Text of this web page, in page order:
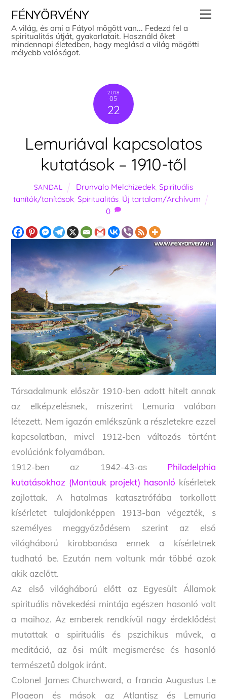
content
FÉNYÖRVÉNY
A világ, és ami a Fátyol mögött van... Fedezd fel a
spiritualitás útját, gyakorlatait. Használd őket
mindennapi életedben, hogy meglásd a világ mögötti
mélyebb valóságot.
2018
05
22
Lemuriával kapcsolatos
kutatások – 1910-től
SANDAL Drunvalo Melchizedek ,Spirituális
tanítók/tanítások, Spiritualitás, Új tartalom/Archívum
0
Társadalmunk először 1910-ben adott hitelt annak
az elképzelésnek, miszerint Lemuria valóban
létezett. Nem igazán emlékszünk a részletekre ezzel
kapcsolatban, mivel 1912-ben változás történt
evolúciónk folyamában.
1912-ben az 1942-43-as Philadelphia
kutatásokhoz (Montauk projekt) hasonló kísérletek
zajlottak. A hatalmas katasztrófába torkollott
kísérletet tulajdonképpen 1913-ban végezték, s
személyes meggyőződésem szerint az első
világháború kirobbanása ennek a kísérletnek
tudható be. Ezután nem voltunk már többé azok
akik azelőtt.
Az első világháború előtt az Egyesült Államok
spirituális növekedési mintája egészen hasonló volt
a maihoz. Az emberek rendkívül nagy érdeklődést
mutattak a spirituális és pszichikus művek, a
meditáció, az ősi múlt megismerése és hasonló
természetű dolgok iránt.
Colonel James Churchward, a francia Augustus Le
Plogeon és mások az Atlantisz és Lemuria